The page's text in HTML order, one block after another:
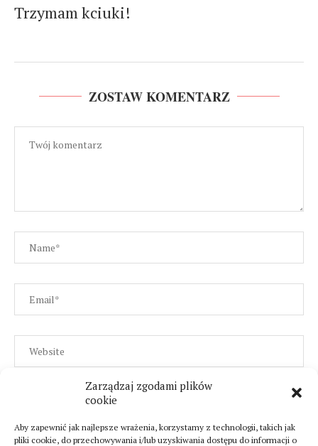
Zarządzaj zgodami plików
cookie
Aby zapewnić jak najlepsze wrażenia, korzystamy z technologii, takich jak
pliki cookie, do przechowywania i/lub uzyskiwania dostępu do informacji o
Trzymam kciuki!
ZOSTAW KOMENTARZ